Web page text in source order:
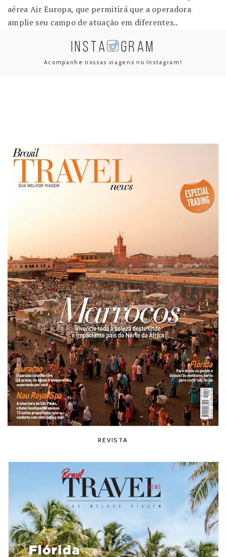
aérea Air Europa, que permitirá que a operadora
amplie seu campo de atuação em diferentes..
INSTA GRAM
Acompanhe nossas viagens no Instagram!
REVISTA